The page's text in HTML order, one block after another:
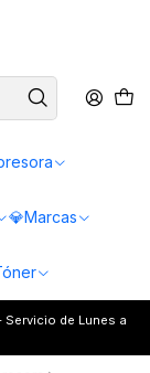
💎Marcas
de Lunes a